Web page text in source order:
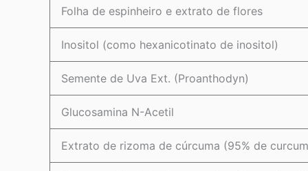
Folha de espinheiro e extrato de flores
Inositol (como hexanicotinato de inositol)
Semente de Uva Ext. (Proanthodyn)
Glucosamina N-Acetil
Extrato de rizoma de cúrcuma (95% de